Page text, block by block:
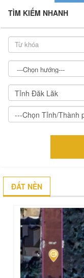
TÌM KIẾM NHANH
Tỉnh Đăk Lăk
---Chọn Tỉnh/Thành
ĐẤT NỀN